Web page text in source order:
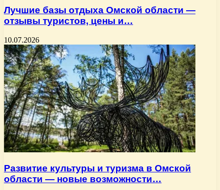
Лучшие базы отдыха Омской области —
отзывы туристов, цены и…
10.07.2026
Развитие культуры и туризма в Омской
области — новые возможности…